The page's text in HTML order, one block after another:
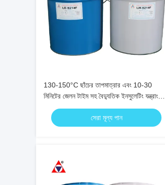
130-150°C ছাঁচের তাপমাত্রার এবং 10-30
মিনিটের জেলন টাইম সহ বৈদ্যুতিক ইনসুলেটিং যন্ত্রাংশের
জন্য শিখা প্রতিরোধক APG ইপোক্সি রেজিন
সেরা মূল্য পান